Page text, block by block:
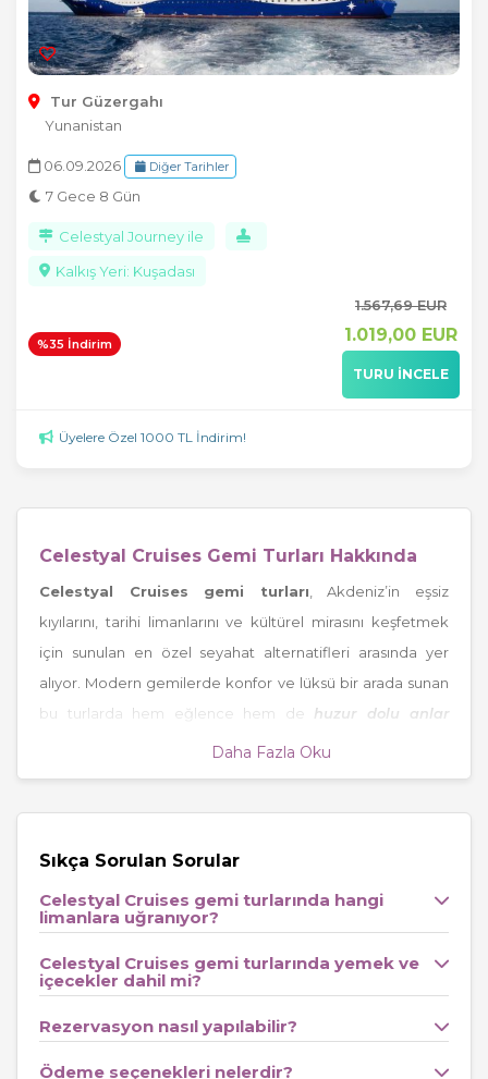
Tur Güzergahı
Yunanistan
06.09.2026 Diğer Tarihler
7 Gece 8 Gün
Celestyal Journey ile
Kalkış Yeri: Kuşadası
%35 İndirim
1.567,69 EUR
1.019,00 EUR
TURU İNCELE
Üyelere Özel 1000 TL İndirim!
Celestyal Cruises Gemi Turları Hakkında
Celestyal Cruises gemi turları , Akdeniz’in eşsiz
kıyılarını, tarihi limanlarını ve kültürel mirasını keşfetmek
için sunulan en özel seyahat alternatifleri arasında yer
alıyor. Modern gemilerde konfor ve lüksü bir arada sunan
bu turlarda hem eğlence hem de huzur dolu anlar
yaşanıyor. Her yeni gün farklı bir limanda uyanmak, Ege’nin
Celestyal Cruises gemi turları, özellikle
rotaların yanı sıra, gizli kalmış limanlara da uğrayarak farklı
Santorini’nin romantik gün batımları ve Atina’nın tarihi
dokusu, turun öne çıkan durakları arasında.
Daha Fazla Oku
Sıkça Sorulan Sorular
Celestyal Cruises gemi turlarında hangi
limanlara uğranıyor?
Celestyal Cruises gemi turlarında yemek ve
içecekler dahil mi?
Rezervasyon nasıl yapılabilir?
Ödeme seçenekleri nelerdir?